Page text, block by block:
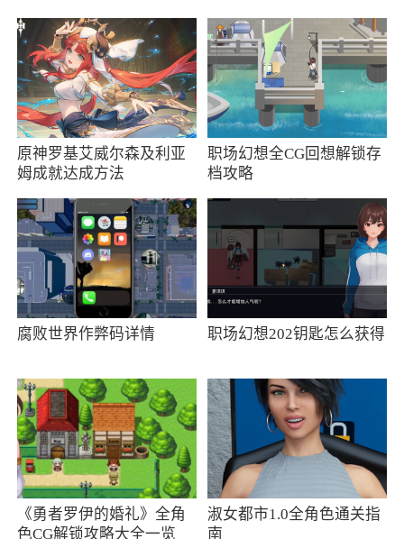
2、玩起来节奏非常快，你将运用策略在对战
的时候获得胜利，游戏将卡牌的战斗方式用动画
的形式呈现，让你更有参与感
更新日志
性能优化
v1.106版本更新
开始S4赛季；
原神罗基艾威尔森及利亚
姆成就达成方法
职场幻想全CG回想解锁存
档攻略
腐败世界作弊码详情 职场幻想202钥匙怎么获得
《勇者罗伊的婚礼》全角
色CG解锁攻略大全一览
淑女都市1.0全角色通关指
南